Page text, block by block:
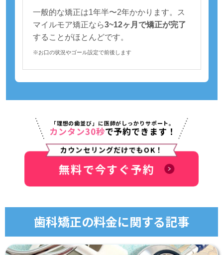
一般的な矯正は1年半〜2年かかります。ス
マイルモア矯正なら3~12ヶ月で矯正が完了
することがほとんどです。
※お口の状況やゴール設定で前後します
「理想の歯並び」に医師がしっかりサポート。
カンタン30秒で予約できます！
カウンセリングだけでもOK！
無料で今すぐ予約
歯科矯正の料金に関する記事